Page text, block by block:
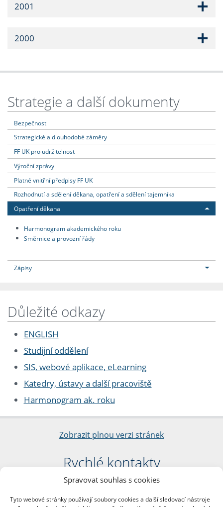
Spravovat souhlas s cookies
Tyto webové stránky používají soubory cookies a další sledovací nástroje
2001
2000
Strategie a další dokumenty
Bezpečnost
Strategické a dlouhodobé záměry
FF UK pro udržitelnost
Výroční zprávy
Platné vnitřní předpisy FF UK
Rozhodnutí a sdělení děkana, opatření a sdělení tajemníka
Opatření děkana
Harmonogram akademického roku
Směrnice a provozní řády
Zápisy
Důležité odkazy
ENGLISH
Studijní oddělení
SIS, webové aplikace, eLearning
Katedry, ústavy a další pracoviště
Harmonogram ak. roku
Zobrazit plnou verzi stránek
Rychlé kontakty
Filozofická fakulta
nám. Jana Palacha 1/2